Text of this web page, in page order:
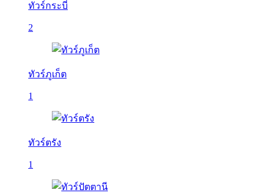
ทัวร์กระบี่
2
ทัวร์ภูเก็ต
1
ทัวร์ตรัง
1